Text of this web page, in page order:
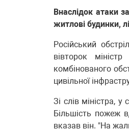
Внаслідок атаки
житлові будинки,
Російський
вівторок
комбінованого
цивільної
Зі слів міністра,
Більшість пожеж
вказав він. "На